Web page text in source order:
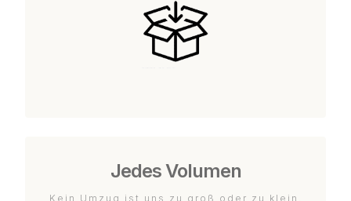
Jedes Volumen
Kein Umzug ist uns zu groß oder zu klein.